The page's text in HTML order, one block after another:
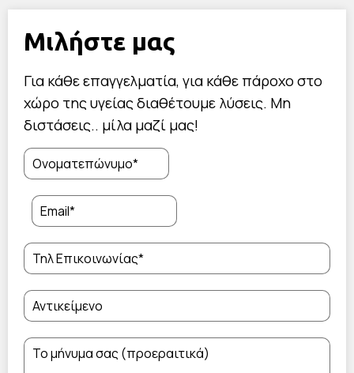
Μιλήστε μας
Για κάθε επαγγελματία, για κάθε πάροχο στο
χώρο της υγείας διαθέτουμε λύσεις. Μη
διστάσεις.. μίλα μαζί μας!